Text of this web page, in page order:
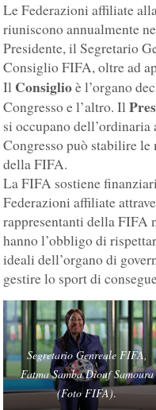
Le Federazioni affiliate
riuniscono annualmente
Presidente, il Segretario
Consiglio FIFA, oltre ad
Il Consiglioè l’organo
Congresso e l’altro. Il
si occupano
Congresso può stabilire
della FIFA.
La FIFA sostiene
Federazioni affiliate
rappresentanti della FIFA
hanno l’obbligo di
ideali dell’organo di
gestire lo sport di
Segretario Genreale FIFA,
Fatma Samba Diouf Samoura
(Foto FIFA).